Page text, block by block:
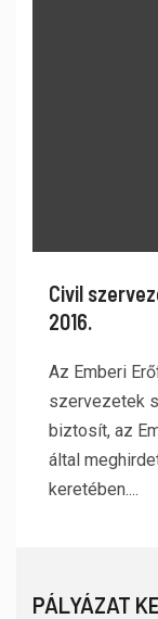
Civil
2016.
Az Emberi
szervezetek
biztosít, az
által
keretében....
PÁLYÁZAT